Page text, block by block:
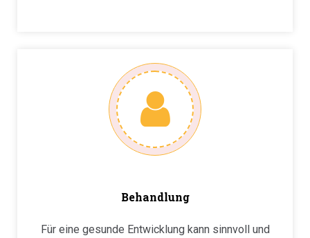
Behandlung
Für eine gesunde Entwicklung kann sinnvoll und